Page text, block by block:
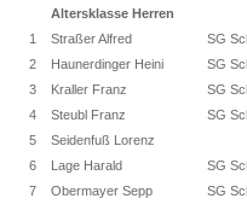
Altersklasse Herren
1
Straßer Alfred
SG
2
Haunerdinger Heini
SG
3
Kraller Franz
SG
4
Steubl Franz
SG
5
Seidenfuß Lorenz
6
Lage Harald
SG
7
Obermayer Sepp SG